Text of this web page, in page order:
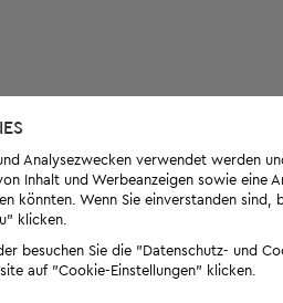
Analysezwecken verwendet werden
Inhalt und Werbeanzeigen sowie eine
könnten. Wenn Sie einverstanden sind,
klicken.
besuchen Sie die "Datenschutz- und
auf "Cookie-Einstellungen" klicken.